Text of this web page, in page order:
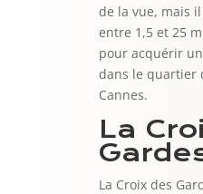
de la vue, mais
entre 1,5 et 25
pour acquérir
dans le quartier
Cannes.
La
La Croix des